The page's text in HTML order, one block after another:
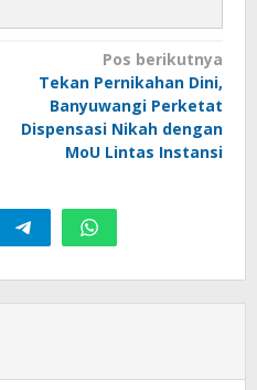
Pos berikutnya
Tekan Pernikahan Dini,
Banyuwangi Perketat
Dispensasi Nikah dengan
MoU Lintas Instansi